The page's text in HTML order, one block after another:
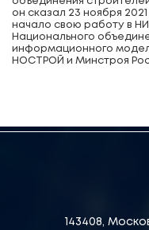
он сказал 23 ноября
начало свою работу в
Национального
информационного
НОСТРОЙ и Минстроя
143408,